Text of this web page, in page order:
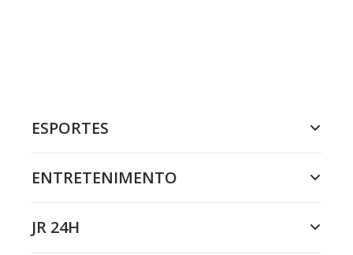
ESPORTES
ENTRETENIMENTO
JR 24H